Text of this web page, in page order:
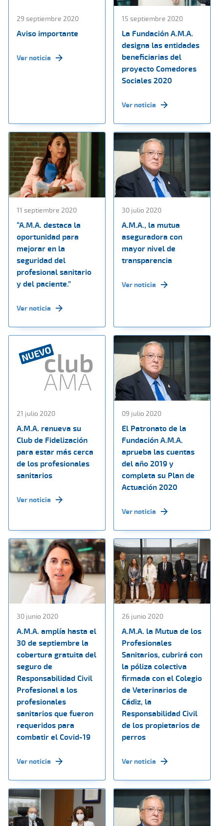
29 septiembre 2020
Aviso importante
Ver noticia
15 septiembre 2020
La Fundación A.M.A.
designa las entidades
beneficiarias del
proyecto Comedores
Sociales 2020
Ver noticia
11 septiembre 2020
“A.M.A. destaca la
oportunidad para
mejorar en la
seguridad del
profesional sanitario
y del paciente.”
Ver noticia
30 julio 2020
A.M.A., la mutua
aseguradora con
mayor nivel de
transparencia
Ver noticia
21 julio 2020
A.M.A. renueva su
Club de Fidelización
para estar más cerca
de los profesionales
sanitarios
Ver noticia
09 julio 2020
El Patronato de la
Fundación A.M.A.
aprueba las cuentas
del año 2019 y
completa su Plan de
Actuación 2020
Ver noticia
30 junio 2020
A.M.A. amplía hasta el
30 de septiembre la
cobertura gratuita del
seguro de
Responsabilidad Civil
Profesional a los
profesionales
sanitarios que fueron
requeridos para
combatir el Covid-19
Ver noticia
26 junio 2020
A.M.A. la Mutua de los
Profesionales
Sanitarios, cubrirá con
la póliza colectiva
firmada con el Colegio
de Veterinarios de
Cádiz, la
Responsabilidad Civil
de los propietarios de
perros
Ver noticia